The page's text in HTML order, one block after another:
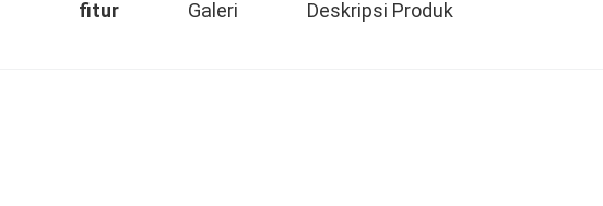
fitur Galeri Deskripsi Produk